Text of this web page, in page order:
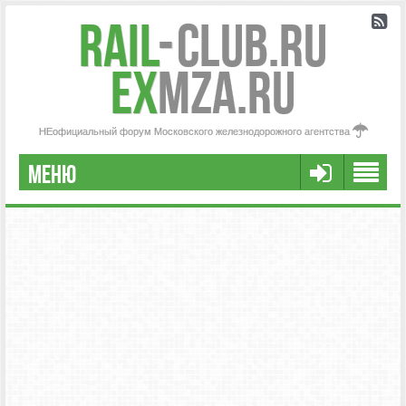
Rail-Club.RU
exMZA.RU
НЕофициальный форум Московского железнодорожного агентства
МЕНЮ
РЕГИСТРАЦИЯ